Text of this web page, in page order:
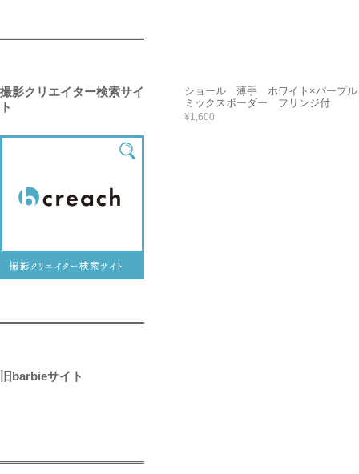
ショール 薄手 ホワイト×パープ
ミックスボーダー フリンジ付
¥1,600
撮影クリエイター検索サイ
ト
旧barbieサイト